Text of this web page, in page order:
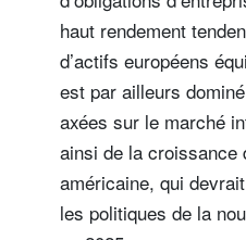
haut rendement
d’actifs européens
est par ailleurs
axées sur le marché
ainsi de la croissance
américaine, qui
les politiques de la